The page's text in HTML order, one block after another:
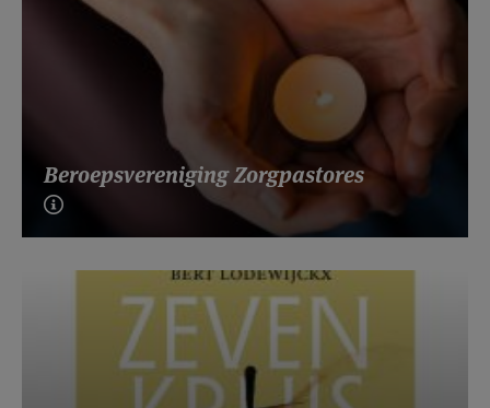
Beroepsvereniging Zorgpastores